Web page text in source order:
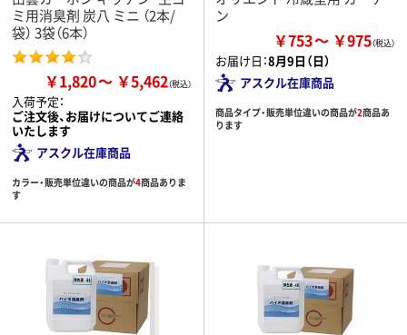
ミ用消臭剤 炭八 ミニ （2本/
袋） 3袋（6本）
￥1,820 ￥5,462
入荷予定：
ご注文後、お届けについてご連絡
いたします
アスクル在庫商品
カラー・販売単位違いの商品が4商品ありま
す
ン
￥753 ￥975
お届け日：8月9日（日）
アスクル在庫商品
商品タイプ・販売単位違いの商品が2商品あ
ります